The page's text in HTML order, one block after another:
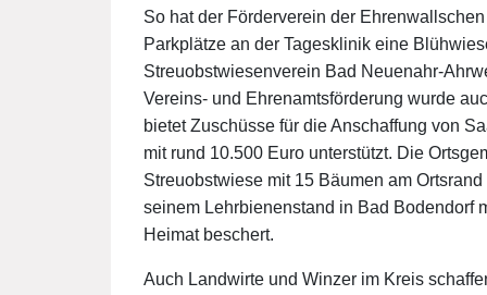
So hat der Förderverein der
Parkplätze an der Tagesklinik eine
Streuobstwiesenverein Bad Neuenahr-
Vereins- und Ehrenamtsförderung wurde
bietet Zuschüsse für die Anschaffung von
mit rund 10.500 Euro unterstützt. Die
Streuobstwiese mit 15 Bäumen am
seinem Lehrbienenstand in Bad Bodendorf
Heimat beschert.
Auch Landwirte und Winzer im Kreis